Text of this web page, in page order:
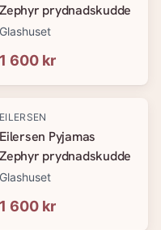
Zephyr prydnadskudde
Glashuset
1 600 kr
EILERSEN
Eilersen Pyjamas
Zephyr prydnadskudde
Glashuset
1 600 kr